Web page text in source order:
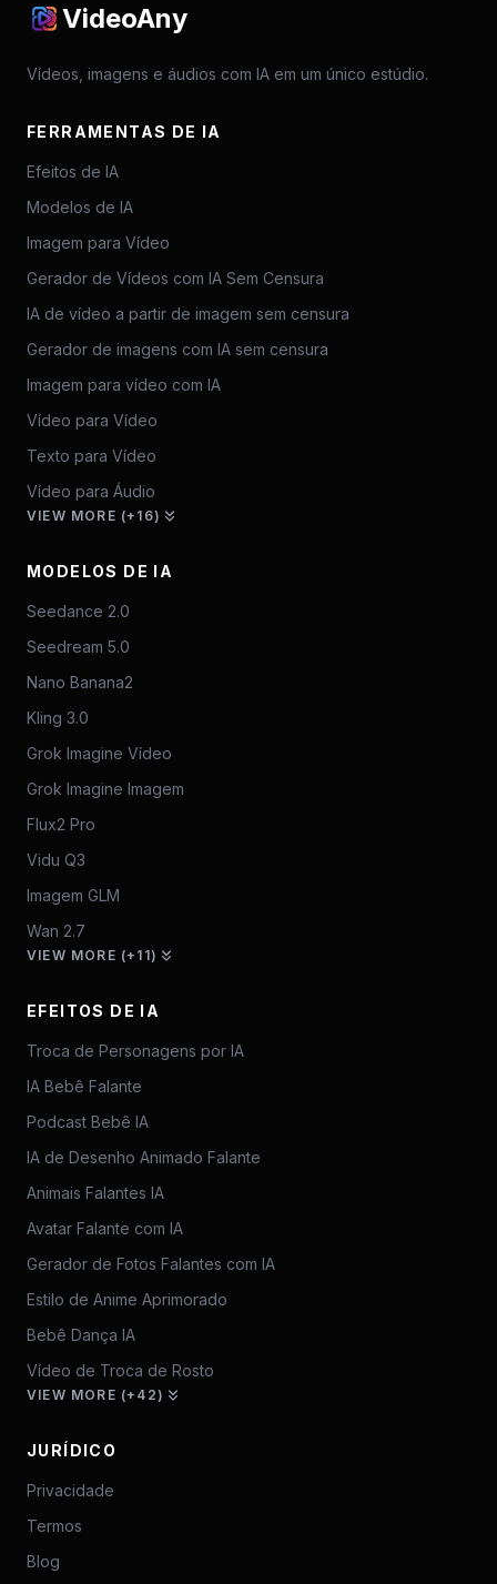
VideoAny
Vídeos, imagens e áudios com IA em um único estúdio.
FERRAMENTAS DE IA
Efeitos de IA
Modelos de IA
Imagem para Vídeo
Gerador de Vídeos com IA Sem Censura
IA de vídeo a partir de imagem sem censura
Gerador de imagens com IA sem censura
Imagem para vídeo com IA
Vídeo para Vídeo
Texto para Vídeo
Vídeo para Áudio
VIEW MORE (+16)
MODELOS DE IA
Seedance 2.0
Seedream 5.0
Nano Banana2
Kling 3.0
Grok Imagine Vídeo
Grok Imagine Imagem
Flux2 Pro
Vidu Q3
Imagem GLM
Wan 2.7
VIEW MORE (+11)
EFEITOS DE IA
Troca de Personagens por IA
IA Bebê Falante
Podcast Bebê IA
IA de Desenho Animado Falante
Animais Falantes IA
Avatar Falante com IA
Gerador de Fotos Falantes com IA
Estilo de Anime Aprimorado
Bebê Dança IA
Vídeo de Troca de Rosto
VIEW MORE (+42)
JURÍDICO
Privacidade
Termos
Blog